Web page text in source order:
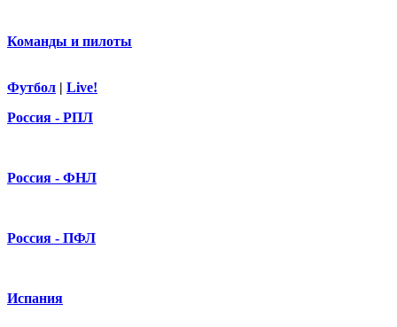
Команды и пилоты
Футбол | Live!
Россия - РПЛ
Россия - ФНЛ
Россия - ПФЛ
Испания